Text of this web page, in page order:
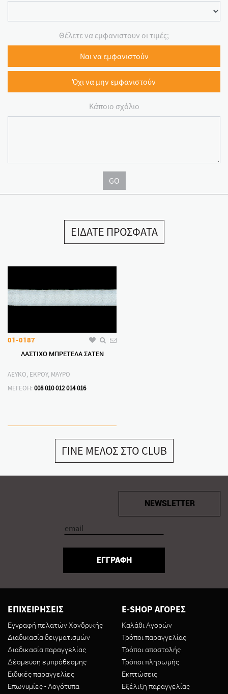
Θέλετε να εμφανιστουν οι τιμές;
Ναι να εμφανιστούν
Όχι να μην εμφανιστούν
Κάποιο σχόλιο
GO
ΕΙΔΑΤΕ ΠΡΟΣΦΑΤΑ
01-0187
ΛΑΣΤΙΧΟ ΜΠΡΕΤΕΛΑ ΣΑΤΕΝ
ΛΕΥΚΟ, ΕΚΡΟΥ, ΜΑΥΡΟ
ΜΕΓΕΘΗ: 008010012014016
ΓΙΝΕ ΜΕΛΟΣ ΣΤΟ CLUB
NEWSLETTER
ΕΓΓΡΑΦΗ
ΕΠΙΧΕΙΡΗΣΕΙΣ
Εγγραφή πελατών Χονδρικής
Διαδικασία δειγματισμών
Διαδικασία παραγγελίας
Δέσμευση εμπρόθεσμης
Ειδικές παραγγελίες
Επωνυμίες - Λογότυπα
E-SHOP ΑΓΟΡΕΣ
Καλάθι Αγορών
Τρόποι παραγγελίας
Τρόποι αποστολής
Τρόποι πληρωμής
Εκπτώσεις
Εξέλιξη παραγγελίας